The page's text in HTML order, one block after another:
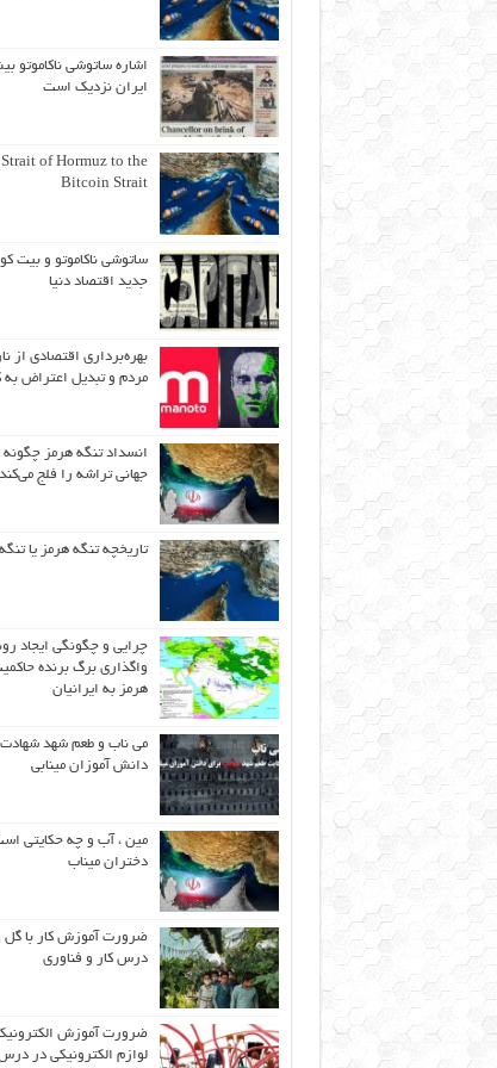
اشاره ساتوشی ناکاموتو
ایران نزدیک است
of Hormuz to the
Bitcoin Strait
ساتوشی ناکاموتو و بیت
جدید اقتصاد دنیا
بهره‌برداری اقتصادی از
مردم و تبدیل اعتراض به
انسداد تنگه هرمز
جهانی تراشه را فلج
تاریخچه تنگه هرمز یا
چرایی و چگونگی ایجاد
واگذاری برگ برنده
هرمز به ایرانیان
می ناب و طعم شهد شهادت
دانش آموزان مینابی
مین ، آب و چه حکایتی
دختران میناب
ضرورت آموزش کار با گل و
درس کار و فناوری
ضرورت آموزش
لوازم الکترونیکی در